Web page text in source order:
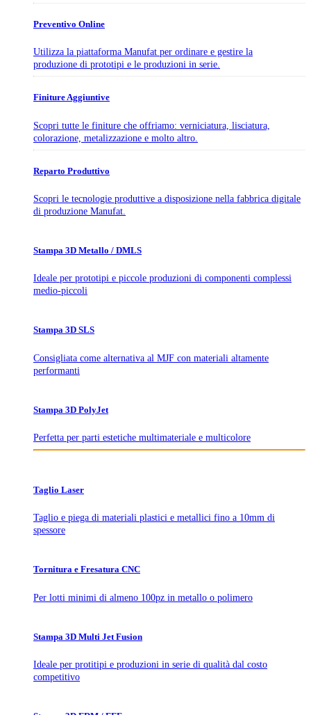
Preventivo Online
Utilizza la piattaforma Manufat per ordinare e gestire la
produzione di prototipi e le produzioni in serie.
Finiture Aggiuntive
Scopri tutte le finiture che offriamo: verniciatura, lisciatura,
colorazione, metalizzazione e molto altro.
Reparto Produttivo
Scopri le tecnologie produttive a disposizione nella fabbrica digitale
di produzione Manufat.
Stampa 3D Metallo / DMLS
Ideale per prototipi e piccole produzioni di componenti complessi
medio-piccoli
Stampa 3D SLS
Consigliata come alternativa al MJF con materiali altamente
performanti
Stampa 3D PolyJet
Perfetta per parti estetiche multimateriale e multicolore
Taglio Laser
Taglio e piega di materiali plastici e metallici fino a 10mm di
spessore
Tornitura e Fresatura CNC
Per lotti minimi di almeno 100pz in metallo o polimero
Stampa 3D Multi Jet Fusion
Ideale per protitipi e produzioni in serie di qualità dal costo
competitivo